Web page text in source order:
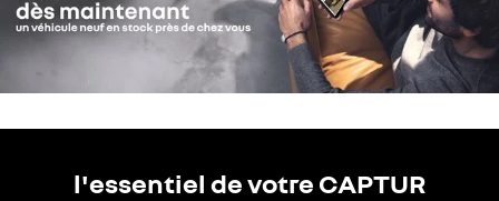
l'essentiel de votre CAPTUR